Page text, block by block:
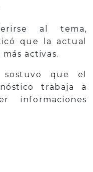
al tema,
que la actual
activas.
sostuvo que el
trabaja a
informaciones